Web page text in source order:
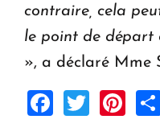
contraire, cela
le point de départ
», a déclaré Mme